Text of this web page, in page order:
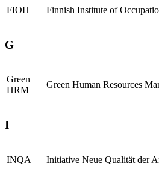
FIOH Finnish Institute of
G
Green
HRM
Green Human Resources
I
INQA Initiative Neue Qualität der